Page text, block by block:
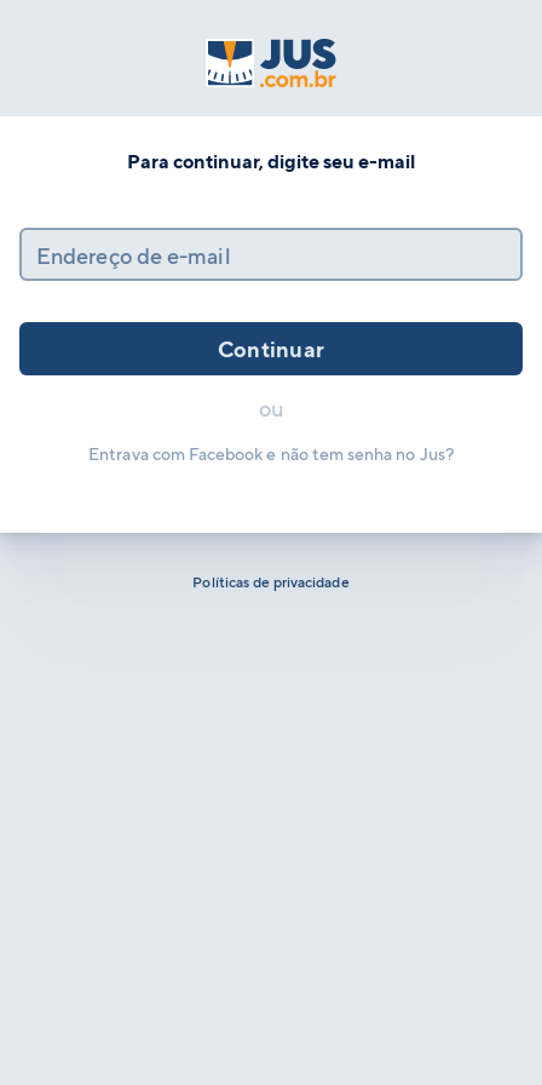
Para continuar, digite seu e-mail
Endereço de e-mail
Continuar
ou
Entrava com Facebook e não tem senha no Jus?
Políticas de privacidade